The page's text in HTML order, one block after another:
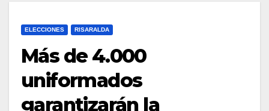
ELECCIONES RISARALDA
Más de 4.000
uniformados
garantizarán la